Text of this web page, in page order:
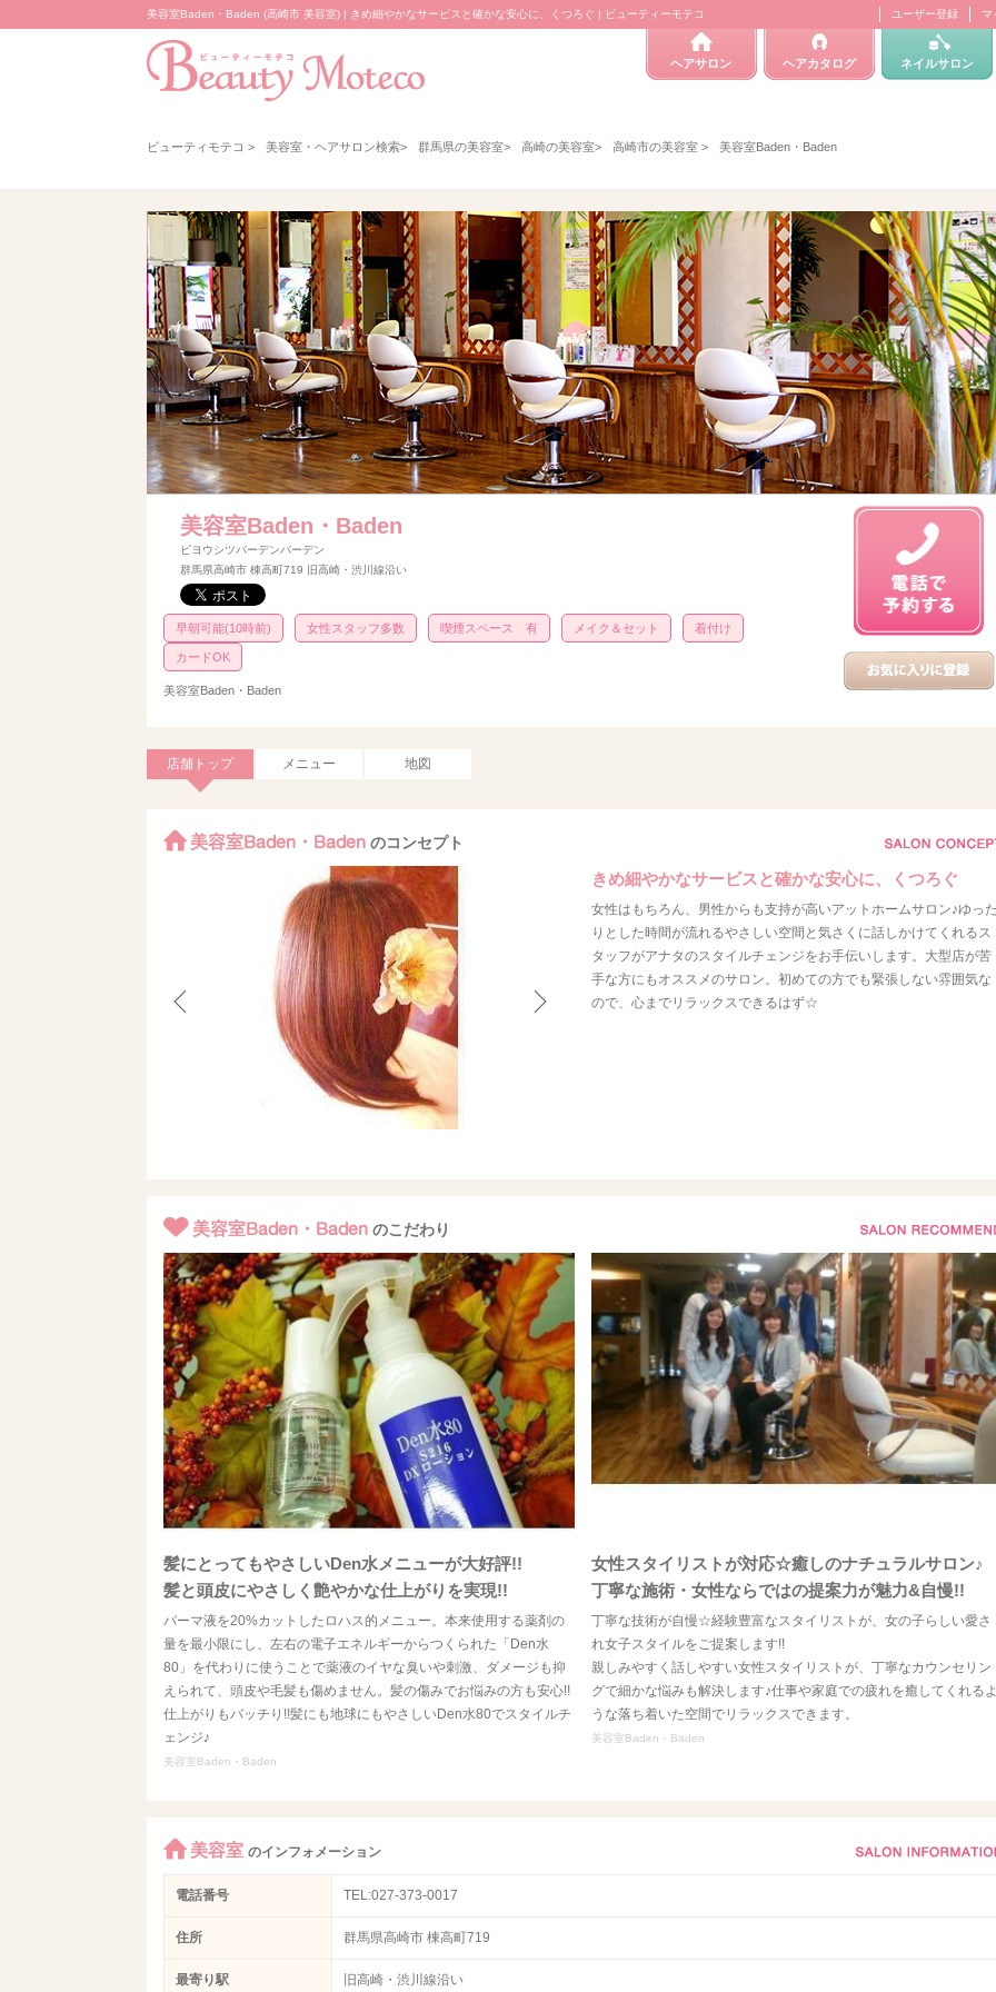
美容室Baden・Baden (高崎市 美容室) | きめ細やかなサービスと確かな安心に、くつろぐ | ビューティーモテコ ユーザー登録 マ
ヘアサロン ヘアカタログ ネイルサロン
ビューティモテコ > 美容室・ヘアサロン検索> 群馬県の美容室> 高崎の美容室> 高崎市の美容室 > 美容室Baden・Baden
美容室Baden・Baden
ビヨウシツバーデンバーデン
群馬県高崎市 棟高町719 旧高崎・渋川線沿い
早朝可能(10時前) 女性スタッフ多数 喫煙スペース 有 メイク＆セット 着付け
カードOK
美容室Baden・Baden
店舗トップ メニュー 地図
美容室Baden・Baden のコンセプト
きめ細やかなサービスと確かな安心に、くつろぐ
女性はもちろん、男性からも支持が高いアットホームサロン♪ゆっ
りとした時間が流れるやさしい空間と気さくに話しかけてくれるス
タッフがアナタのスタイルチェンジをお手伝いします。大型店が苦
手な方にもオススメのサロン。初めての方でも緊張しない雰囲気な
ので、心までリラックスできるはず☆
美容室Baden・Baden のこだわり
髪にとってもやさしいDen水メニューが大好評!!
髪と頭皮にやさしく艶やかな仕上がりを実現!!
パーマ液を20%カットしたロハス的メニュー。本来使用する薬剤の
量を最小限にし、左右の電子エネルギーからつくられた「Den水
80」を代わりに使うことで薬液のイヤな臭いや刺激、ダメージも抑
えられて、頭皮や毛髪も傷めません。髪の傷みでお悩みの方も安心!!
仕上がりもバッチり!!髪にも地球にもやさしいDen水80でスタイルチ
ェンジ♪
美容室Baden・Baden
女性スタイリストが対応☆癒しのナチュラルサロン♪
丁寧な施術・女性ならではの提案力が魅力&自慢!!
丁寧な技術が自慢☆経験豊富なスタイリストが、女の子らしい愛さ
れ女子スタイルをご提案します!!
親しみやすく話しやすい女性スタイリストが、丁寧なカウンセリン
グで細かな悩みも解決します♪仕事や家庭での疲れを癒してくれる
うな落ち着いた空間でリラックスできます。
美容室Baden・Baden
美容室 のインフォメーション
電話番号 TEL:027-373-0017
住所 群馬県高崎市 棟高町719
最寄り駅 旧高崎・渋川線沿い